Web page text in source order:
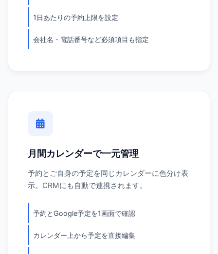
1日あたりの予約上限を設定
会社名・電話番号など必須項目も指定
月間カレンダーで一元管理
予約とご自身の予定を同じカレンダーに色分け表
示。CRMにも自動で連携されます。
予約とGoogle予定を1画面で確認
カレンダー上から予定を直接編集